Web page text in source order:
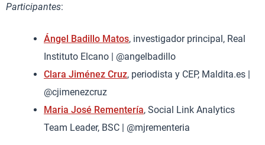
Participantes:
Ángel Badillo Matos, investigador principal, Real
Instituto Elcano | @angelbadillo
Clara Jiménez Cruz, periodista y CEP, Maldita.es |
@cjimenezcruz
Maria José Rementería, Social Link Analytics
Team Leader, BSC | @mjrementeria